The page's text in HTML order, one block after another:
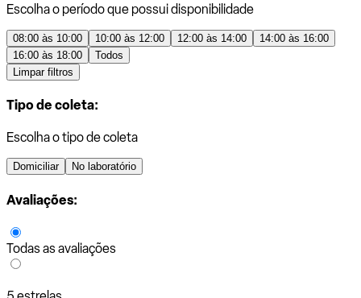
Escolha o período que possui disponibilidade
08:00 às 10:00 10:00 às 12:00 12:00 às 14:00
14:00 às 16:00
16:00 às 18:00
Todos
Limpar filtros
Tipo de coleta:
Escolha o tipo de coleta
Domiciliar No laboratório
Avaliações:
Todas as avaliações